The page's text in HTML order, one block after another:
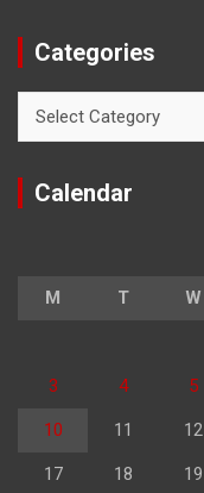
Categories
Calendar
M T W
3 4 5
10 11 12
17 18 19